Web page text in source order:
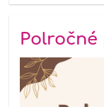
Polročné